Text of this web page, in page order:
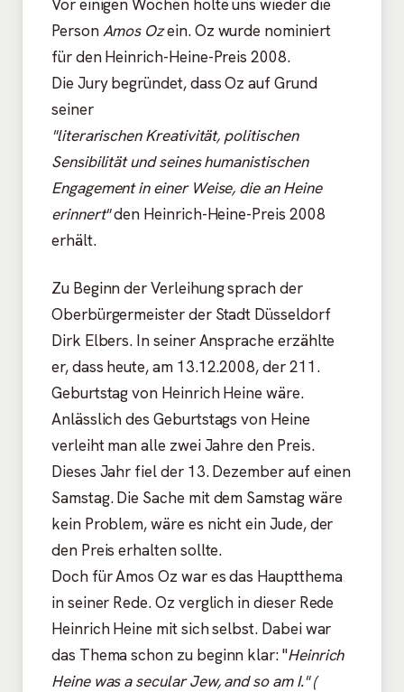
Vor einigen Wochen holte uns wieder die
PersonAmos Ozein. Oz wurde nominiert
für den Heinrich-Heine-Preis 2008.
Die Jury begründet, dass Oz auf Grund
seiner
"literarischen Kreativität, politischen
Sensibilität und seines humanistischen
Engagement in einer Weise, die an Heine
erinnert"den Heinrich-Heine-Preis 2008
erhält.
Zu Beginn der Verleihung sprach der
Oberbürgermeister der Stadt Düsseldorf
Dirk Elbers. In seiner Ansprache erzählte
er, dass heute, am 13.12.2008, der 211.
Geburtstag von Heinrich Heine wäre.
Anlässlich des Geburtstags von Heine
verleiht man alle zwei Jahre den Preis.
Dieses Jahr fiel der 13. Dezember auf einen
Samstag. Die Sache mit dem Samstag wäre
kein Problem, wäre es nicht ein Jude, der
den Preis erhalten sollte.
Doch für Amos Oz war es das Hauptthema
in seiner Rede. Oz verglich in dieser Rede
Heinrich Heine mit sich selbst. Dabei war
das Thema schon zu beginn klar: "Heinrich
Heine was a secular Jew, and so am I." (